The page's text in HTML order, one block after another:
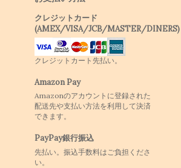
クレジットカード
(AMEX/VISA/JCB/MASTER/DINERS)
クレジットカート先払い。
Amazon Pay
Amazonのアカウントに登録された
配送先や支払い方法を利用して決済
できます。
PayPay銀行振込
先払い。振込手数料はご負担くださ
い。